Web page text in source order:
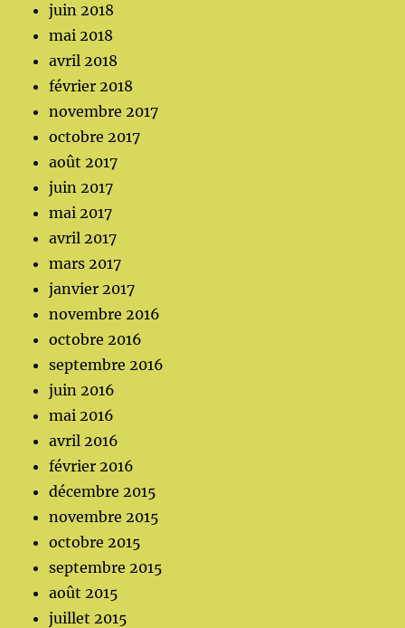
juin 2018
mai 2018
avril 2018
février 2018
novembre 2017
octobre 2017
août 2017
juin 2017
mai 2017
avril 2017
mars 2017
janvier 2017
novembre 2016
octobre 2016
septembre 2016
juin 2016
mai 2016
avril 2016
février 2016
décembre 2015
novembre 2015
octobre 2015
septembre 2015
août 2015
juillet 2015